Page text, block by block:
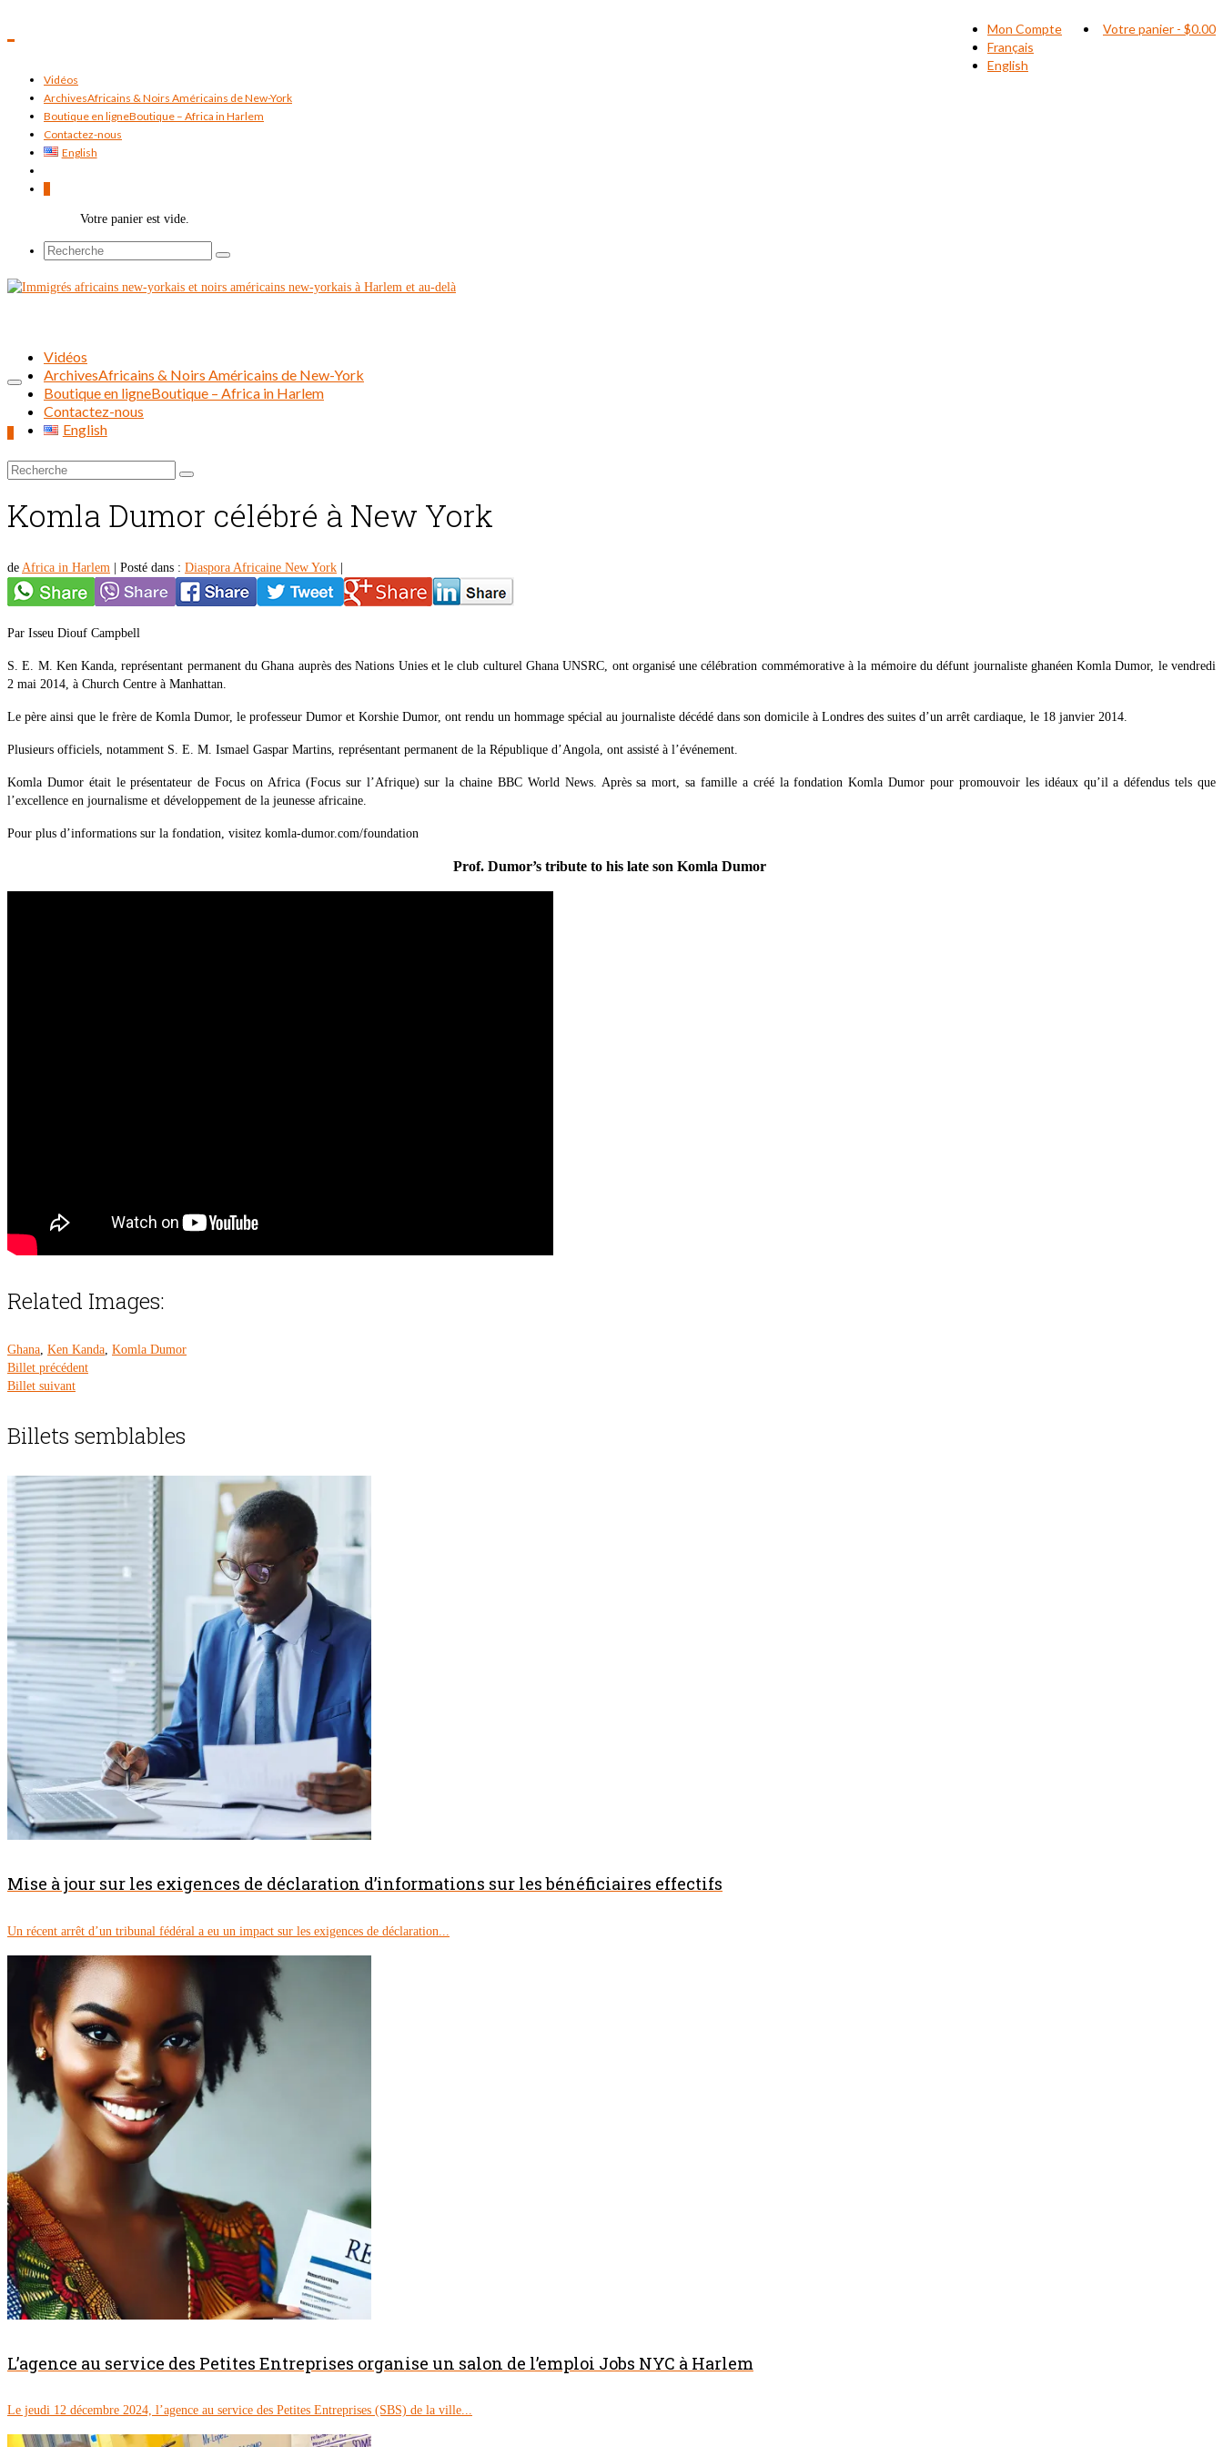
Mon Compte
Français
English
Votre panier - $0.00
Vidéos
ArchivesAfricains & Noirs Américains de New-York
Boutique en ligneBoutique – Africa in Harlem
Contactez-nous
English
Votre panier est vide.
Rechercher :
Rechercher :
Vidéos
ArchivesAfricains & Noirs Américains de New-York
Boutique en ligneBoutique – Africa in Harlem
Contactez-nous
English
Komla Dumor célébré à New York
de Africa in Harlem Posté dans : Diaspora Africaine New York
Par Isseu Diouf Campbell
S. E. M. Ken Kanda, représentant permanent du Ghana auprès des Nations Unies et le club culturel Ghana UNSRC, ont organisé une célébration commémorative à la mémoire du défunt journaliste ghanéen Komla Dumor, le vendredi
2 mai 2014, à Church Centre à Manhattan.
Le père ainsi que le frère de Komla Dumor, le professeur Dumor et Korshie Dumor, ont rendu un hommage spécial au journaliste décédé dans son domicile à Londres des suites d’un arrêt cardiaque, le 18 janvier 2014.
Plusieurs officiels, notamment S. E. M. Ismael Gaspar Martins, représentant permanent de la République d’Angola, ont assisté à l’événement.
Komla Dumor était le présentateur de Focus on Africa (Focus sur l’Afrique) sur la chaine BBC World News. Après sa mort, sa famille a créé la fondation Komla Dumor pour promouvoir les idéaux qu’il a défendus tels que
l’excellence en journalisme et développement de la jeunesse africaine.
Pour plus d’informations sur la fondation, visitez komla-dumor.com/foundation
Prof. Dumor’s tribute to his late son Komla Dumor
Related Images:
Ghana, Ken Kanda, Komla Dumor
Billet précédent
Billet suivant
Billets semblables
Mise à jour sur les exigences de déclaration d’informations sur les bénéficiaires effectifs
Un récent arrêt d’un tribunal fédéral a eu un impact sur les exigences de déclaration...
L’agence au service des Petites Entreprises organise un salon de l’emploi Jobs NYC à Harlem
Le jeudi 12 décembre 2024, l’agence au service des Petites Entreprises (SBS) de la ville...